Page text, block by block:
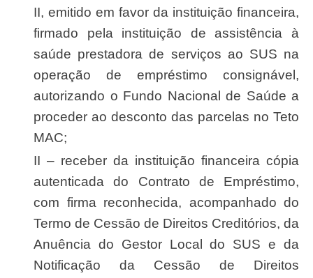
II, emitido em favor da instituição financeira,
firmado pela instituição de assistência à
saúde prestadora de serviços ao SUS na
operação de empréstimo consignável,
autorizando o Fundo Nacional de Saúde a
proceder ao desconto das parcelas no Teto
MAC;
II – receber da instituição financeira cópia
autenticada do Contrato de Empréstimo,
com firma reconhecida, acompanhado do
Termo de Cessão de Direitos Creditórios, da
Anuência do Gestor Local do SUS e da
Notificação da Cessão de Direitos